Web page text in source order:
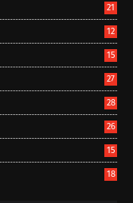
21
12
15
27
28
26
15
18